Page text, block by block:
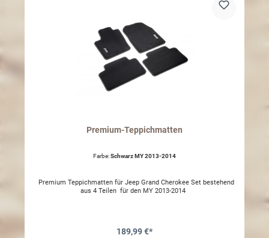
Premium-Teppichmatten
Farbe:Schwarz MY 2013-2014
Premium Teppichmatten für Jeep Grand Cherokee Set bestehend
aus 4 Teilen für den MY 2013-2014
189,99 €*